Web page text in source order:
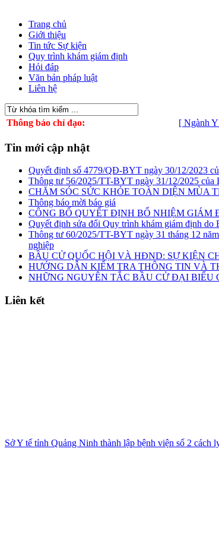
Trang chủ
Giới thiệu
Tin tức Sự kiện
Quy trình khám giám định
Hỏi đáp
Văn bản pháp luật
Liên hệ
Thông báo chỉ đạo: [ Ngành Y tế
Tin mới cập nhật
Quyết định số 4779/QĐ-BYT ngày 30/12/2023
Thông tư 56/2025/TT-BYT ngày 31/12/2025 của
CHĂM SÓC SỨC KHỎE TOÀN DIỆN MÙA
Thông báo mời báo giá
CÔNG BỐ QUYẾT ĐỊNH BỔ NHIỆM GIÁM
Quyết định sửa đổi Quy trình khám giám định do
Thông tư 60/2025/TT-BYT ngày 31 tháng 12
nghiệp
BẦU CỬ QUỐC HỘI VÀ HĐND: SỰ KIỆN
HƯỚNG DẪN KIỂM TRA THÔNG TIN VÀ
NHỮNG NGUYÊN TẮC BẦU CỬ ĐẠI BIỂU
Liên kết
Sở Y tế tỉnh Quảng Ninh thành lập bệnh viện số 2 cách